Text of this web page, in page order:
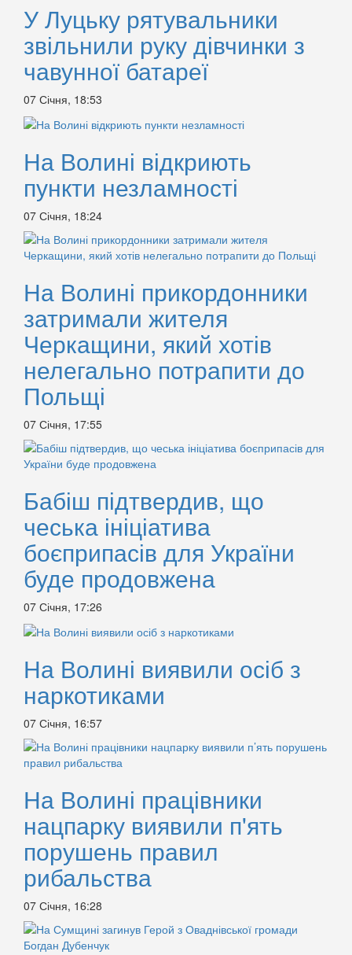
У Луцьку рятувальники
звільнили руку дівчинки з
чавунної батареї
07 Січня, 18:53
На Волині відкриють
пункти незламності
07 Січня, 18:24
На Волині прикордонники
затримали жителя
Черкащини, який хотів
нелегально потрапити до
Польщі
07 Січня, 17:55
Бабіш підтвердив, що
чеська ініціатива
боєприпасів для України
буде продовжена
07 Січня, 17:26
На Волині виявили осіб з
наркотиками
07 Січня, 16:57
На Волині працівники
нацпарку виявили п'ять
порушень правил
рибальства
07 Січня, 16:28